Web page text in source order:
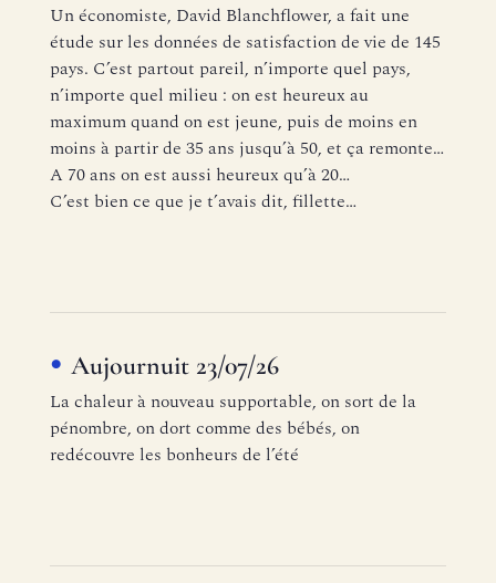
Un économiste, David Blanchflower, a fait une
étude sur les données de satisfaction de vie de 145
pays. C’est partout pareil, n’importe quel pays,
n’importe quel milieu : on est heureux au
maximum quand on est jeune, puis de moins en
moins à partir de 35 ans jusqu’à 50, et ça remonte…
A 70 ans on est aussi heureux qu’à 20…
C’est bien ce que je t’avais dit, fillette…
Aujournuit 23/07/26
La chaleur à nouveau supportable, on sort de la
pénombre, on dort comme des bébés, on
redécouvre les bonheurs de l’été